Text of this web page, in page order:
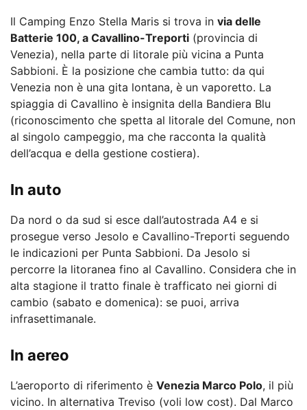
Il Camping Enzo Stella Maris si trova in via delle
Batterie 100, a Cavallino-Treporti (provincia di
Venezia), nella parte di litorale più vicina a Punta
Sabbioni. È la posizione che cambia tutto: da qui
Venezia non è una gita lontana, è un vaporetto. La
spiaggia di Cavallino è insignita della Bandiera Blu
(riconoscimento che spetta al litorale del Comune, non
al singolo campeggio, ma che racconta la qualità
dell’acqua e della gestione costiera).
In auto
Da nord o da sud si esce dall’autostrada A4 e si
prosegue verso Jesolo e Cavallino-Treporti seguendo
le indicazioni per Punta Sabbioni. Da Jesolo si
percorre la litoranea fino al Cavallino. Considera che in
alta stagione il tratto finale è trafficato nei giorni di
cambio (sabato e domenica): se puoi, arriva
infrasettimanale.
In aereo
L’aeroporto di riferimento è Venezia Marco Polo, il più
vicino. In alternativa Treviso (voli low cost). Dal Marco